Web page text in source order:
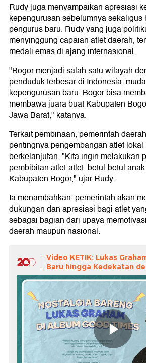
Rudy juga menyampaikan apresiasi
kepengurusan sebelumnya sekaligus
pengurus baru. Rudy yang juga
menyinggung capaian atlet daerah,
medali emas di ajang internasional.
"Bogor menjadi salah satu wilayah
penduduk terbesar di Indonesia,
kepengurusan baru, Bogor bisa
membawa juara buat Kabupaten
Jawa Barat," katanya.
Terkait pembinaan, pemerintah
pentingnya pengembangan atlet
berkelanjutan. "Kita ingin melakukan
pembibitan atlet-atlet, betul-betul
Kabupaten Bogor," ujar Rudy.
Ia menambahkan, pemerintah akan
dukungan dan apresiasi bagi atlet
sebagai bagian dari upaya
daerah maupun nasional.
Video KETIK: Lukas
Baru hingga Kedekatan